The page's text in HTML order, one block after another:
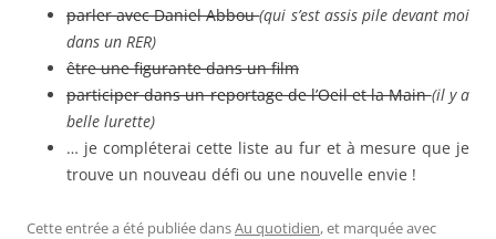
parler avec Daniel Abbou(qui s’est assis pile devant moi
dans un RER)
être une figurante dans un film
participer dans un reportage de l’Oeil et la Main(il y a
belle lurette)
… je compléterai cette liste au fur et à mesure que je
trouve un nouveau défi ou une nouvelle envie !
Cette entrée a été publiée dansAu quotidien, et marquée avec